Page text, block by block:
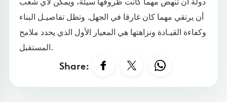
أن يرتقي مهما كان غارقا في الجهل. وتظل تفاصيـل البناء
وكفاءة القيـادة ونزاهتها هي المعيار الأول الذي يحدد ملامح
المستقبل.
Share: